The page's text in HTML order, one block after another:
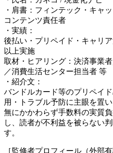
・肩書：フィンテック・キャ
コンテンツ責任者
・実績：
後払い・プリペイド・キャリ
以上実施
取材・ヒアリング：決済事業
／消費生活センター担当者 等
・紹介文：
バンドルカード等のプリペイ
用・トラブル予防に主眼を置
無にかかわらず手数料の実質
し、読者が不利益を被らない
す。
［監修者プロフィール（外部有